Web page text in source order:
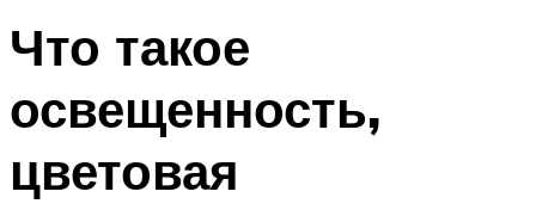
Меню
Что такое
освещенность,
цветовая